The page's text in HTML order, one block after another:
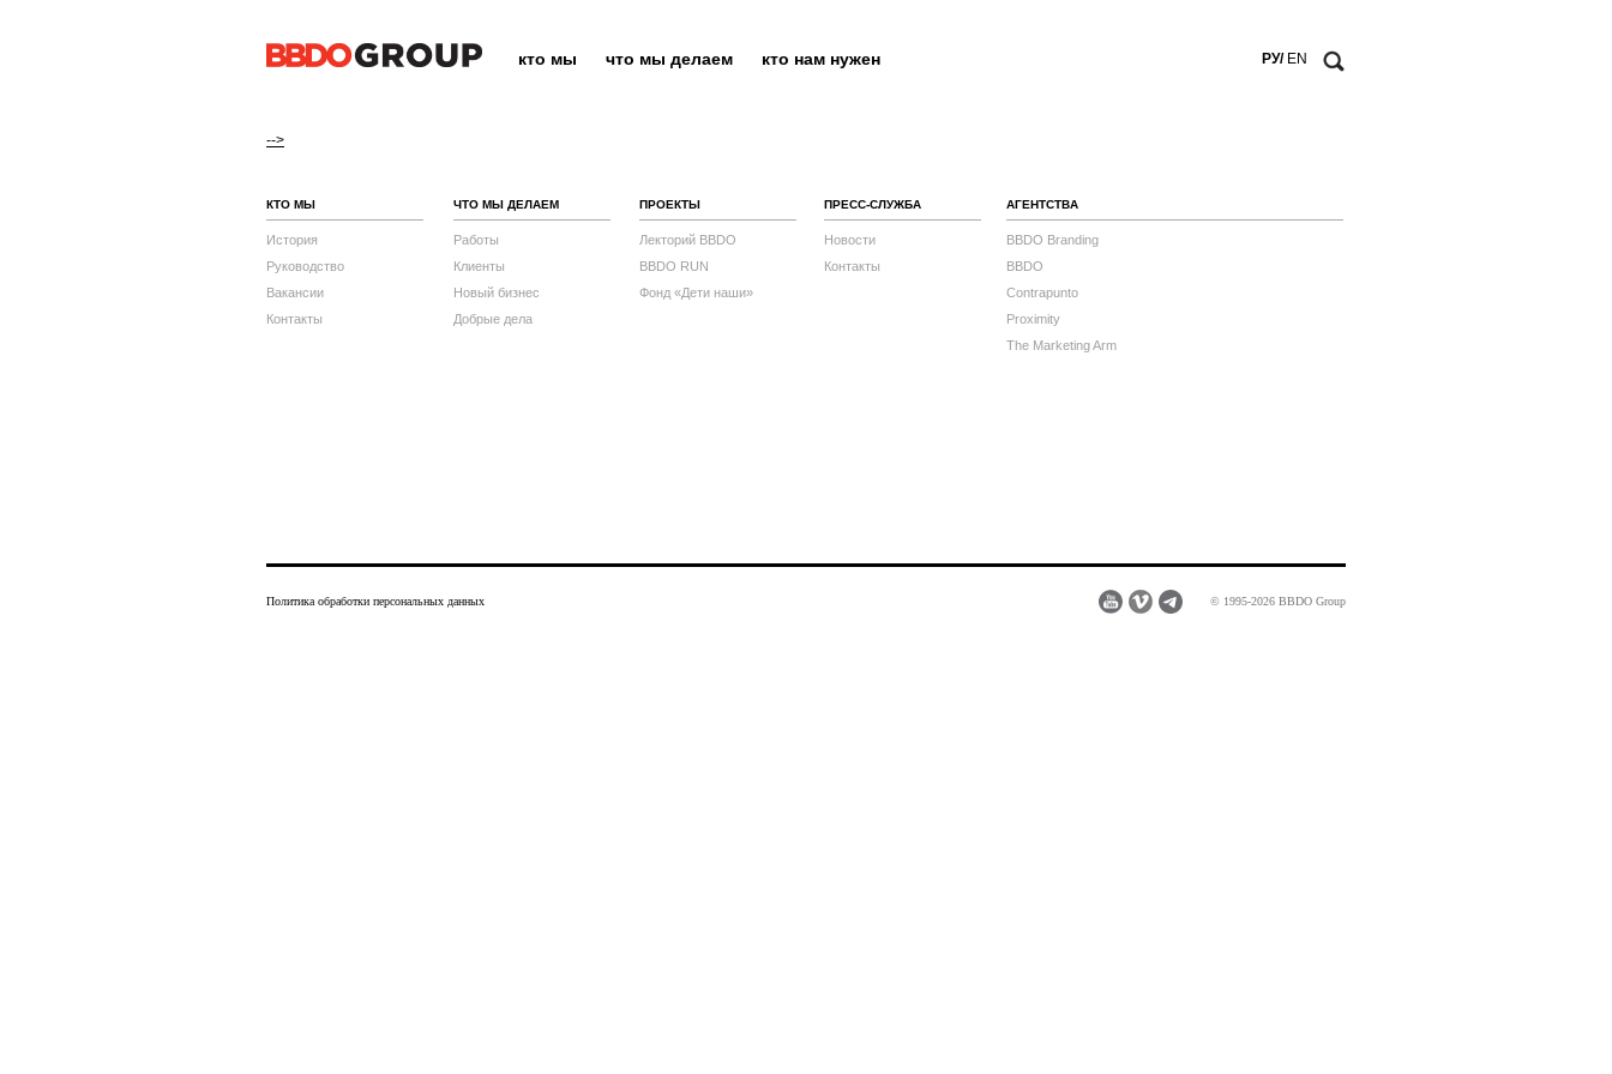
кто мы что мы делаем кто нам нужен РУ/ EN
-->
КТО МЫ
История
Руководство
Вакансии
Контакты
ЧТО МЫ ДЕЛАЕМ
Работы
Клиенты
Новый бизнес
Добрые дела
ПРОЕКТЫ
Лекторий BBDO
BBDO RUN
Фонд «Дети наши»
ПРЕСС-СЛУЖБА
Новости
Контакты
АГЕНТСТВА
BBDO Branding
BBDO
Contrapunto
Proximity
The Marketing Arm
© 1995-2026 BBDO Group
Политика обработки персональных данных